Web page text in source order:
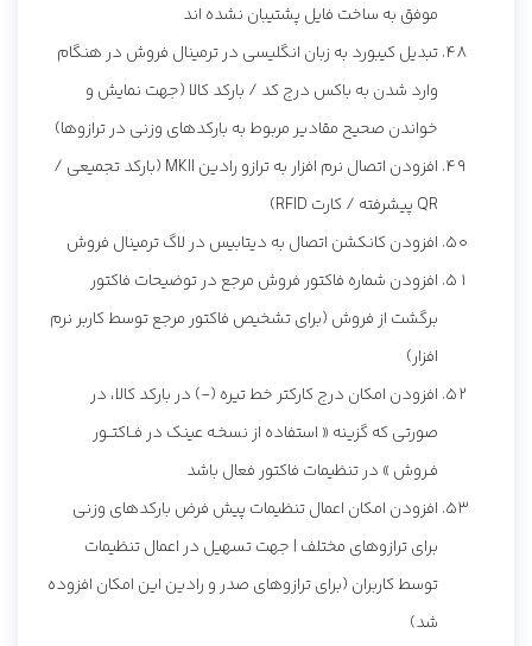
موفق به ساخت فایل پشتیبان نشده اند
تبدیل کیبورد به زبان انگلیسی در ترمینال فروش در هنگام
وارد شدن به باکس درج کد / بارکد کالا (جهت نمایش و
خواندن صحیح مقادیر مربوط به بارکدهای وزنی در ترازوها)
افزودن اتصال نرم افزار به ترازو رادین MKII (بارکد تجمیعی /
QR پیشرفته / کارت RFID)
افزودن کانکشن اتصال به دیتابیس در لاگ ترمینال فروش
افزودن شماره فاکتور فروش مرجع در توضیحات فاکتور
برگشت از فروش (برای تشخیص فاکتور مرجع توسط کاربر نرم
افزار)
افزودن امکان درج کارکتر خط تیره (-) در بارکد کالا، در
صورتی که گزینه « استفاده از نسخـه عینک در فــاکتــور
فـروش » در تنظیمات فاکتور فعال باشد
افزودن امکان اعمال تنظیمات پیش فرض بارکدهای وزنی
برای ترازوهای مختلف | جهت تسهیل در اعمال تنظیمات
توسط کاربران (برای ترازوهای صدر و رادین این امکان افزوده
شد)